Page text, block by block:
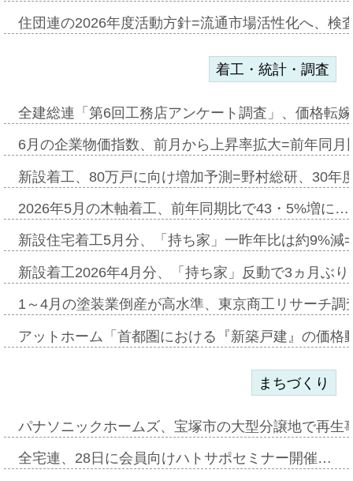
住団連の2026年度活動方針=流通市場活性化へ、検
着工・統計・調査
全建総連「第6回工務店アンケート調査」、価格転
6月の企業物価指数、前月から上昇率拡大=前年同
新設着工、80万戸に向け増加予測=野村総研、30年
2026年5月の木軸着工、前年同期比で43・5%増に…
新設住宅着工5月分、「持ち家」一昨年比は約9%
新設着工2026年4月分、「持ち家」反動で3ヵ月ぶ
1～4月の塗装業倒産が高水準、東京商工リサーチ
アットホーム「首都圏における『新築戸建』の価
まちづくり
パナソニックホームズ、宝塚市の大型分譲地で再
全宅連、28日に会員向けハトサポセミナー開催…